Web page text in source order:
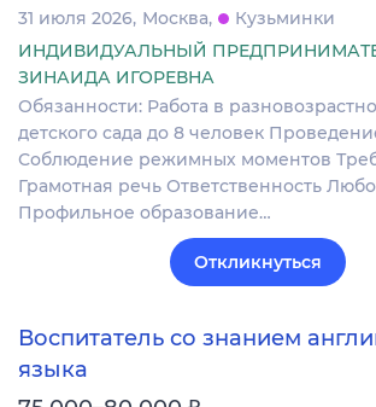
31 июля 2026 Москва
Кузьминки
ИНДИВИДУАЛЬНЫЙ
ЗИНАИДА ИГОРЕВНА
Обязанности: Работа в
детского сада до 8 человек
Соблюдение режимных моментов
Грамотная речь Ответственность
Профильное образование…
Откликнуться
Воспитатель со знанием
языка